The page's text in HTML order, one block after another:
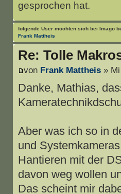
gesprochen hat.
folgende User möchten sich bei Imago
Frank Mattheis
Re: Tolle
von Frank Mattheis» Mi
Danke, Mathias,
Aber was ich so in
und
Hantieren mit der
davon weg wollen
Das scheint mir